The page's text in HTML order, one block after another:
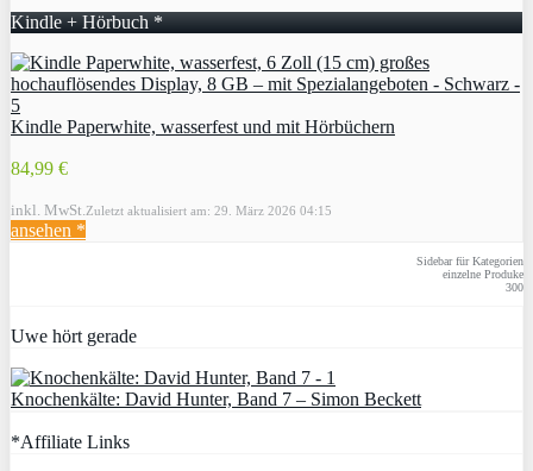
Kindle + Hörbuch *
Kindle Paperwhite, wasserfest und mit Hörbüchern
84,99 €
inkl. MwSt. Zuletzt aktualisiert am: 29. März 2026 04:15
ansehen *
Sidebar für Kategorien
einzelne Produke
300
Uwe hört gerade
Knochenkälte: David Hunter, Band 7 – Simon Beckett
*Affiliate Links